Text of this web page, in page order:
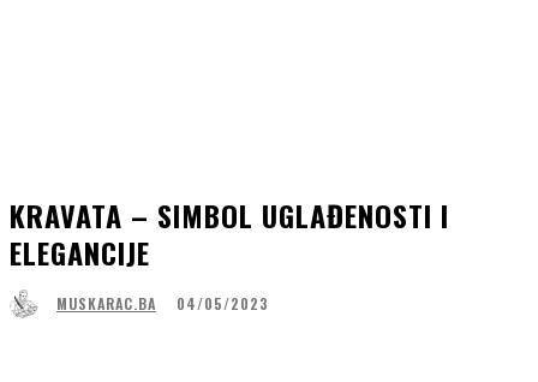
KRAVATA – SIMBOL UGLAĐENOSTI I
ELEGANCIJE
MUSKARAC.BA 04/05/2023